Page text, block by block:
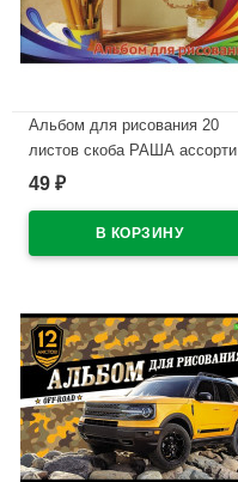
Альбом для рисования 20
листов скоба РАША ассорти
В наличии
49 ₽